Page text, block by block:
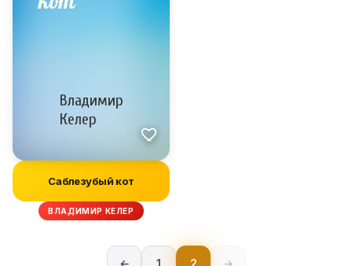
Саблезубый кот
ВЛАДИМИР КЕЛЕР
← 1 2 →